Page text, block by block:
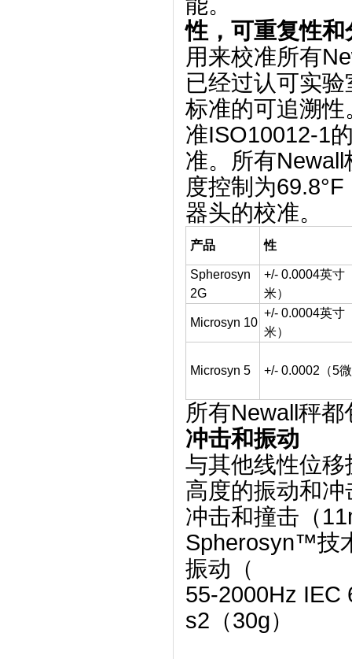
性，可重复性和
用来校准所有
已经过认可实
标准的可追溯性
准ISO10012-1
准。 所有
度控制为
器头的校准。
产品 性
Spherosyn
2G
+/- 0.0004英寸
米）
Microsyn 10
+/- 0.0004英寸
米）
Microsyn 5 +/- 0.0002（5
所有Newall秤
冲击和振动
与其他线性位
高度的振动和冲
冲击和撞击（
Spherosyn™技
振动（
55-2000Hz IEC
s2（30g）